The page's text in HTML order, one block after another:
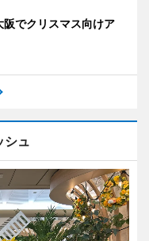
でクリスマス向けア
シュ